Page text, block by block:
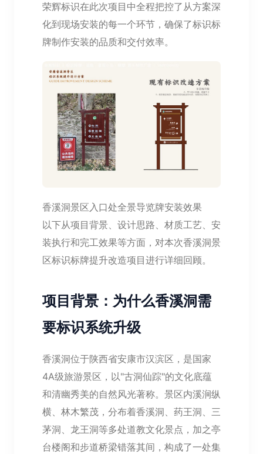
荣辉标识在此次项目中全程把控了从方案深
化到现场安装的每一个环节，确保了标识标
牌制作安装的品质和交付效率。
香溪洞景区入口处全景导览牌安装效果
以下从项目背景、设计思路、材质工艺、安
装执行和完工效果等方面，对本次香溪洞景
区标识标牌提升改造项目进行详细回顾。
项目背景：为什么香溪洞需
要标识系统升级
香溪洞位于陕西省安康市汉滨区，是国家
4A级旅游景区，以"古洞仙踪"的文化底蕴
和清幽秀美的自然风光著称。景区内溪涧纵
横、林木繁茂，分布着香溪洞、药王洞、三
茅洞、龙王洞等多处道教文化景点，加之亭
台楼阁和步道桥梁错落其间，构成了一处集